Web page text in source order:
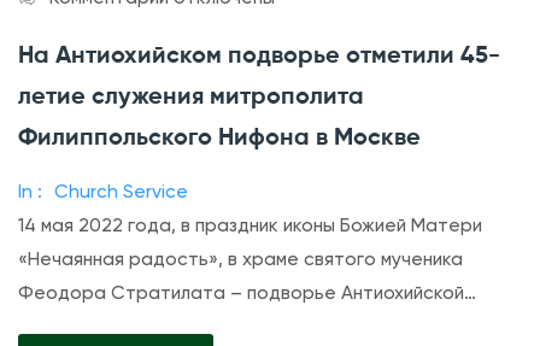
у
ч
т
и
е
в
а
п
и
и
Н
а
А
н
На Антиохийском подворье отметили 45-
летие служения митрополита
Филиппольского Нифона в Москве
In :
Church Service
14 мая 2022 года, в праздник иконы Божией Матери
«Нечаянная радость», в храме святого мученика
Феодора Стратилата – подворье Антиохийской…